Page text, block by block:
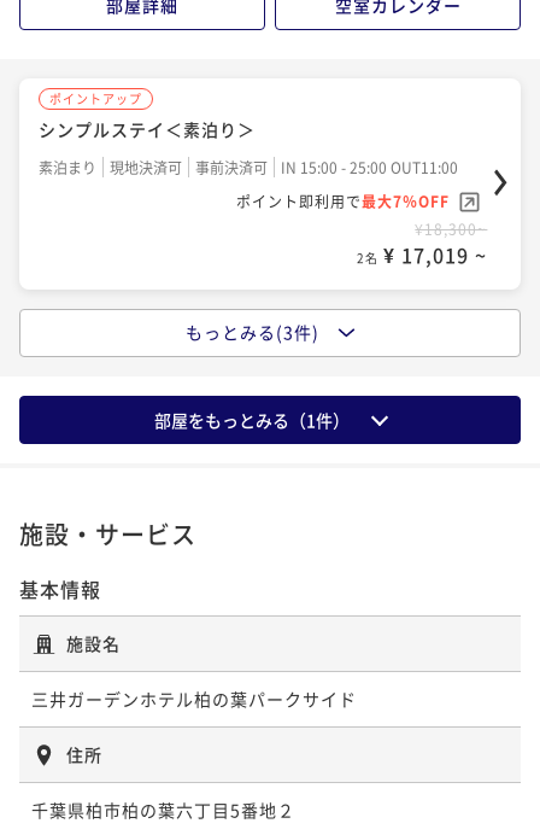
2名 ¥ 29,529 ~
ポイントアップ
【連泊割】2連泊以上でお得にステイ＜朝食付＞
朝食付き 現地決済可 事前決済可
IN 15:00 - 25:00 OUT11:00
ポイント即利用で最大7％OFF
¥41,412~
2名 ¥ 38,513 ~
部屋詳細 空室カレンダー
ポイントアップ
シンプルステイ＜素泊り＞
素泊まり 現地決済可 事前決済可
IN 15:00 - 25:00 OUT11:00
ポイント即利用で最大7％OFF
¥18,300~
2名 ¥ 17,019 ~
シンプルステイ＜朝食付＞
朝食付き 現地決済可 事前決済可
IN 15:00 - 25:00 OUT11:00
ポイント即利用で
【連泊割】ワーケーションにもおすすめ！2連泊以上で
お得にステイ＜素泊り＞
素泊まり 現地決済可 事前決済可
IN 15:00 - 25:00 OUT11:00
ポイント即利用で
¥34,176~
もっとみる(3件)
部屋をもっとみる（1件）
施設・サービス
基本情報
施設名
三井ガーデンホテル柏の葉パークサイド
住所
千葉県柏市柏の葉六丁目5番地２